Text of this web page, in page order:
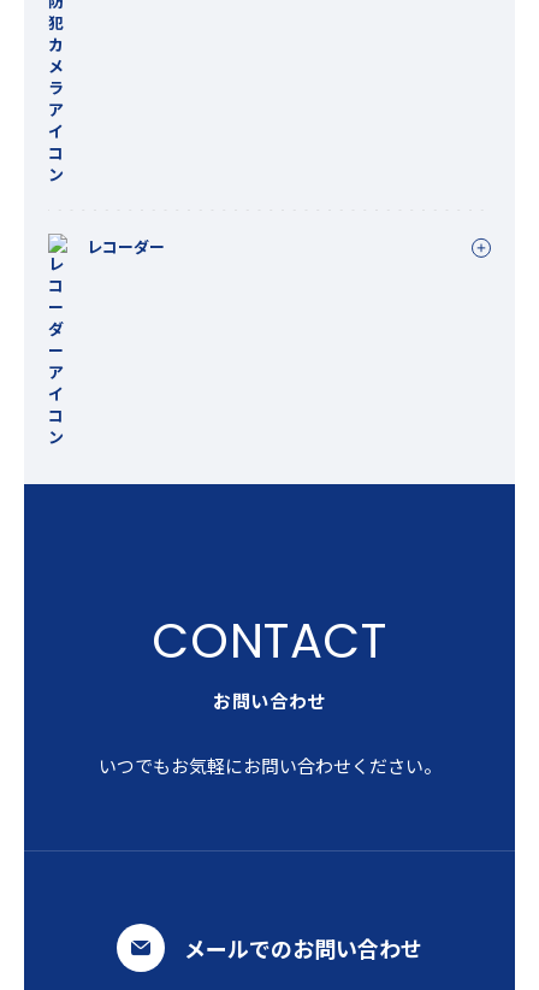
レコーダー
お問い合わせ
いつでもお気軽にお問い合わせください。
メールでのお問い合わせ